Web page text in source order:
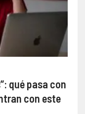
qué pasa con
con este